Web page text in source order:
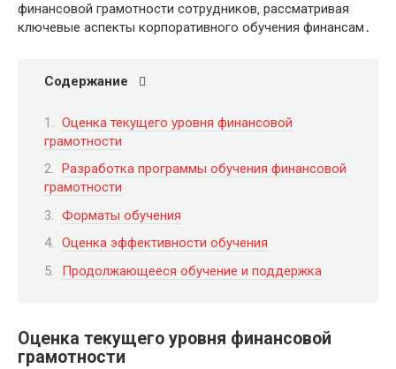
финансовой грамотности сотрудников‚ рассматривая
ключевые аспекты корпоративного обучения финансам․
Содержание
Оценка текущего уровня финансовой
грамотности
Разработка программы обучения финансовой
грамотности
Форматы обучения
Оценка эффективности обучения
Продолжающееся обучение и поддержка
Оценка текущего уровня финансовой
грамотности